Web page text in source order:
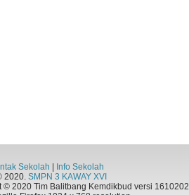
Sekolah
Info Sekolah
2020. SMPN 3 KAWAY XVI
© 2020 Tim Balitbang Kemdikbud versi